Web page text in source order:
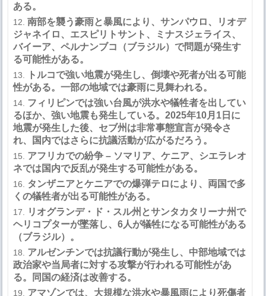
ある。
南部を襲う豪雨と暴風により、サンパウロ、リオデ
ジャネイロ、エスピリトサント、ミナスジェライス、
バイーア、ペルナンブコ（ブラジル）で問題が発生す
る可能性がある。
トルコで強い地震が発生し、倒壊や死者が出る可能
性がある。一部の地域では豪雨に見舞われる。
フィリピンでは強い台風が洪水や犠牲者を出してい
るほか、強い地震も発生している。2025年10月 1 日に
地震が発生した後、セブ州は非常事態宣言が発令さ
れ、国内ではさらに抗議活動が広がるだろう。
アフリカでの紛争 – ソマリア、ケニア、シエラレオ
ネでは国内で反乱が発生する可能性がある。
タンザニアとケニアでの爆弾テロにより、両国で多
くの犠牲者が出る可能性がある。
リオグランデ・ド・スル州とサンタカタリーナ州で
ヘリコプターが墜落し、6人が犠牲になる可能性がある
（ブラジル）。
アルゼンチンでは抗議行動が発生し、中部地域では
政治家や当局者に対する攻撃が行われる可能性があ
る。同国の経済は改善する。
アマゾンでは、大規模な洪水や暴風雨により死傷者